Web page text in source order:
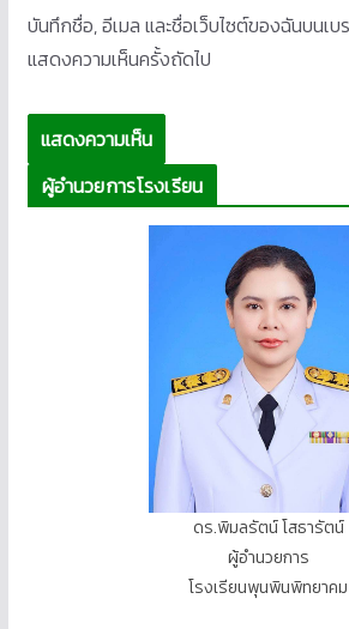
บันทึกชื่อ, อีเมล และชื่อเว็บไซต์ของฉันบนเบ
แสดงความเห็นครั้งถัดไป
ผู้อำนวยการโรงเรียน
ดร.พิมลรัตน์ โสธารัตน์
ผู้อำนวยการ
โรงเรียนพุนพินพิทยาคม